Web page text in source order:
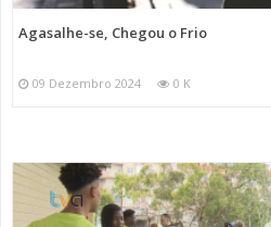
Agasalhe-se, Chegou o Frio
09 Dezembro 2024 0 K